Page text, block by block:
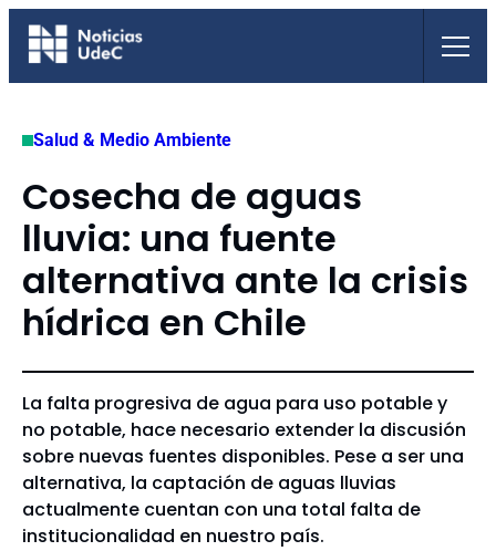
Saltar
Salud & Medio Ambiente
Cosecha de aguas
lluvia: una fuente
alternativa ante la crisis
hídrica en Chile
La falta progresiva de agua para uso potable y
no potable, hace necesario extender la discusión
sobre nuevas fuentes disponibles. Pese a ser una
alternativa, la captación de aguas lluvias
actualmente cuentan con una total falta de
institucionalidad en nuestro país.